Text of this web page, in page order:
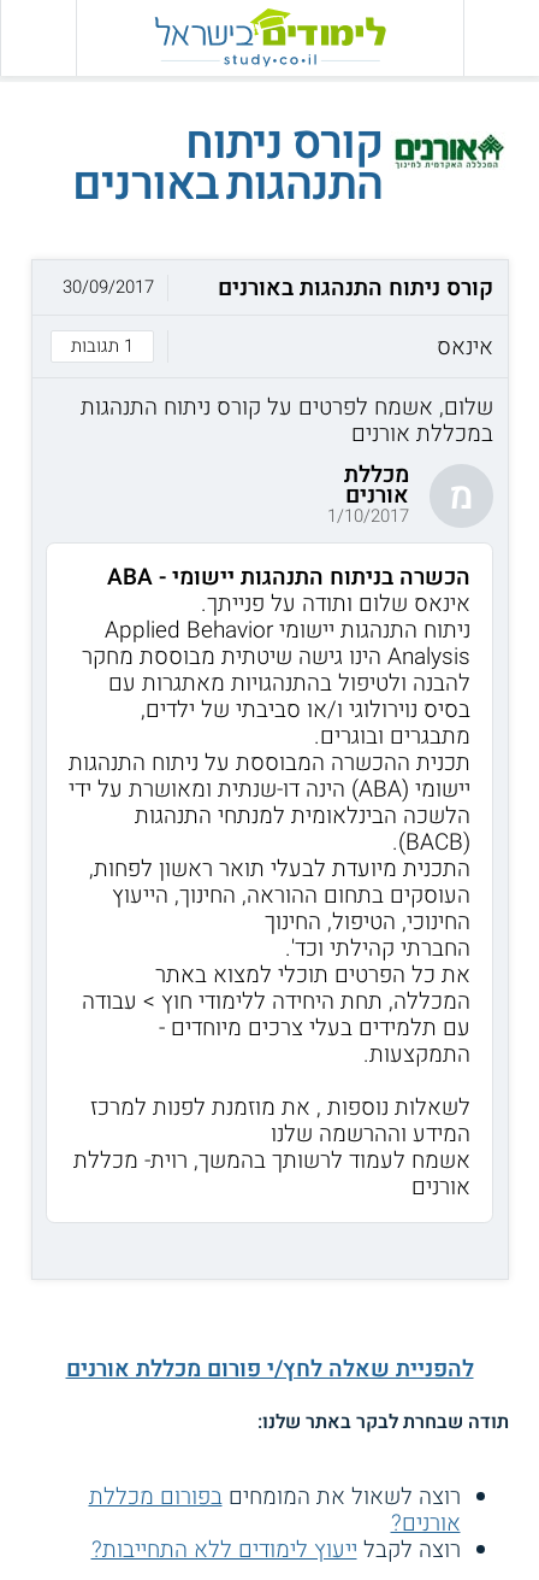
קורס ניתוח
התנהגות באורנים
קורס ניתוח התנהגות באורנים
אינאס
1 תגובות
30/09/2017
שלום, אשמח לפרטים על קורס ניתוח התנהגות
במכללת אורנים
מ מכללת
אורנים
1/10/2017
הכשרה בניתוח התנהגות יישומי - ABA
אינאס שלום ותודה על פנייתך.
ניתוח התנהגות יישומי Applied Behavior
Analysis הינו גישה שיטתית מבוססת מחקר
להבנה ולטיפול בהתנהגויות מאתגרות עם
בסיס נוירולוגי ו/או סביבתי של ילדים,
מתבגרים ובוגרים.
תכנית ההכשרה המבוססת על ניתוח התנהגות
יישומי (ABAׂ) הינה דו-שנתית ומאושרת על ידי
הלשכה הבינלאומית למנתחי התנהגות
(BACB).
התכנית מיועדת לבעלי תואר ראשון לפחות,
העוסקים בתחום ההוראה, החינוך, הייעוץ
החינוכי, הטיפול, החינוך
החברתי קהילתי וכד'.
את כל הפרטים תוכלי למצוא באתר
המכללה, תחת היחידה ללימודי חוץ > עבודה
עם תלמידים בעלי צרכים מיוחדים -
התמקצעות.
לשאלות נוספות , את מוזמנת לפנות למרכז
המידע וההרשמה שלנו
אשמח לעמוד לרשותך בהמשך, רוית- מכללת
אורנים
להפניית שאלה לחץ/י פורום מכללת אורנים
תודה שבחרת לבקר באתר שלנו:
רוצה לשאול את המומחיםבפורום מכללת
אורנים?
רוצה לקבלייעוץ לימודים ללא התחייבות?